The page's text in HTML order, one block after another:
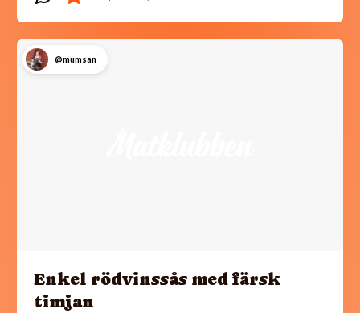
@mumsan
Enkel rödvinssås med färsk
timjan